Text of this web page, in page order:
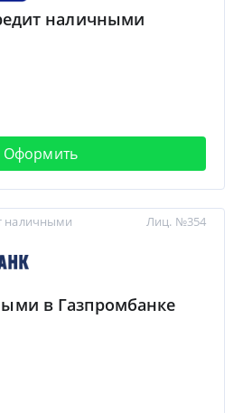
наличными
Оформить
наличными
в Газпромбанке
Лиц. №354